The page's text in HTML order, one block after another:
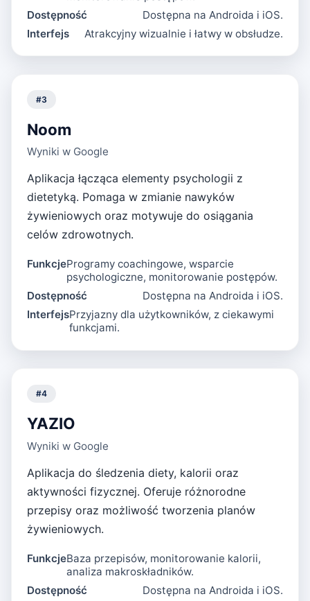
Dostępność
Dostępna na Androida i iOS.
Interfejs
Atrakcyjny wizualnie i łatwy w obsłudze.
#3
Noom
Wyniki w Google
Aplikacja łącząca elementy psychologii z
dietetyką. Pomaga w zmianie nawyków
żywieniowych oraz motywuje do osiągania
celów zdrowotnych.
FunkcjeProgramy coachingowe, wsparcie
psychologiczne, monitorowanie postępów.
Dostępność
Dostępna na Androida i iOS.
InterfejsPrzyjazny dla użytkowników, z ciekawymi
funkcjami.
#4
YAZIO
Wyniki w Google
Aplikacja do śledzenia diety, kalorii oraz
aktywności fizycznej. Oferuje różnorodne
przepisy oraz możliwość tworzenia planów
żywieniowych.
FunkcjeBaza przepisów, monitorowanie kalorii,
analiza makroskładników.
Dostępność
Dostępna na Androida i iOS.